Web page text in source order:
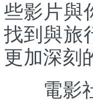
些影片與
找到與旅
更加深刻
電影社